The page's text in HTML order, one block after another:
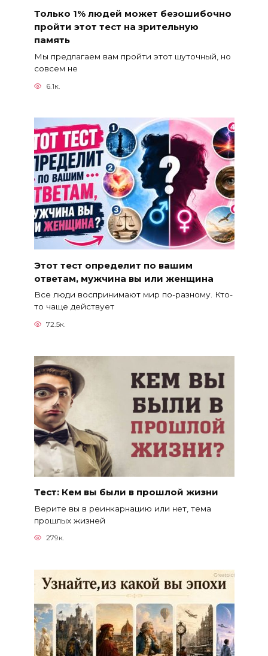
Только 1% людей может безошибочно
пройти этот тест на зрительную
память
Мы предлагаем вам пройти этот шуточный, но
совсем не
6.1к.
Этот тест определит по вашим
ответам, мужчина вы или женщина
Все люди воспринимают мир по-разному. Кто-
то чаще действует
72.5к.
Тест: Кем вы были в прошлой жизни
Верите вы в реинкарнацию или нет, тема
прошлых жизней
279к.